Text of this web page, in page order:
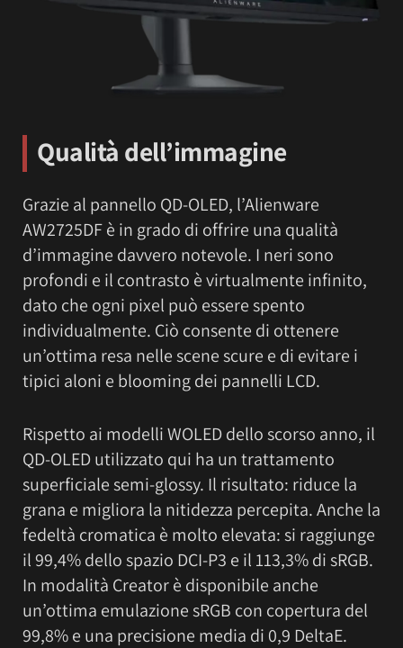
Qualità dell’immagine
Grazie al pannello QD-OLED, l’Alienware
AW2725DF è in grado di offrire una qualità
d’immagine davvero notevole. I neri sono
profondi e il contrasto è virtualmente infinito,
dato che ogni pixel può essere spento
individualmente. Ciò consente di ottenere
un’ottima resa nelle scene scure e di evitare i
tipici aloni e blooming dei pannelli LCD.
Rispetto ai modelli WOLED dello scorso anno, il
QD-OLED utilizzato qui ha un trattamento
superficiale semi-glossy. Il risultato: riduce la
grana e migliora la nitidezza percepita. Anche la
fedeltà cromatica è molto elevata: si raggiunge
il 99,4% dello spazio DCI-P3 e il 113,3% di sRGB.
In modalità Creator è disponibile anche
un’ottima emulazione sRGB con copertura del
99,8% e una precisione media di 0,9 DeltaE.